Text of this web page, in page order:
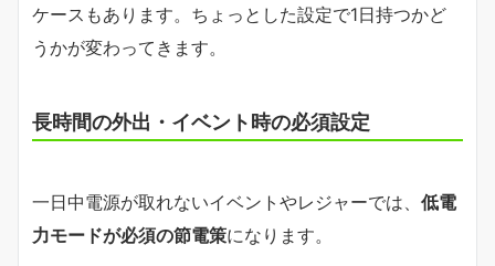
ケースもあります。ちょっとした設定で1日持つかど
うかが変わってきます。
長時間の外出・イベント時の必須設定
一日中電源が取れないイベントやレジャーでは、 低電
力モードが必須の節電策になります。